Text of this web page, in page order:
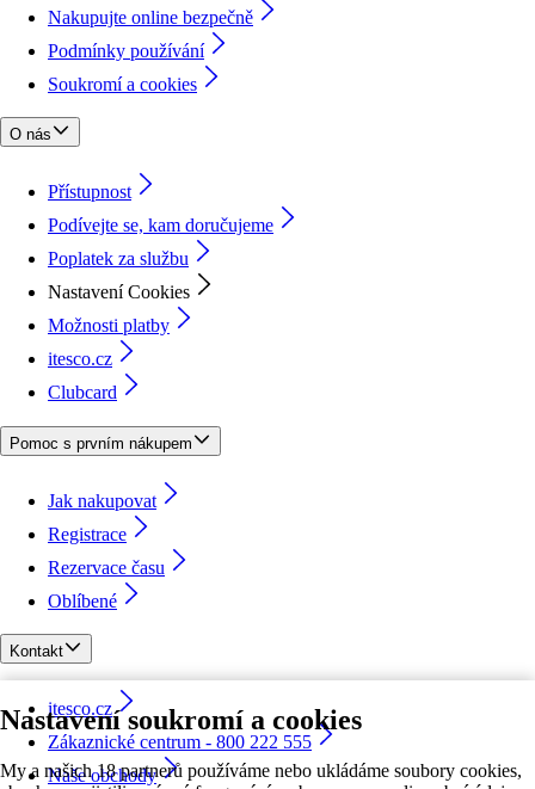
Nastavení soukromí a cookies
My a našich 18 partnerů používáme nebo ukládáme soubory cookies,
Nakupujte online bezpečně
Podmínky používání
Soukromí a cookies
O nás
Přístupnost
Podívejte se, kam doručujeme
Poplatek za službu
Nastavení Cookies
Možnosti platby
itesco.cz
Clubcard
Pomoc s prvním nákupem
Jak nakupovat
Registrace
Rezervace času
Oblíbené
Kontakt
itesco.cz
Zákaznické centrum - 800 222 555
Naše obchody